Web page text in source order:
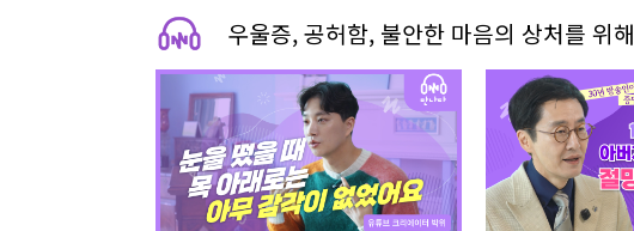
우울증, 공허함, 불안한 마음의 상처를 위해